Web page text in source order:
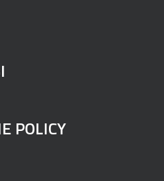
POLICY